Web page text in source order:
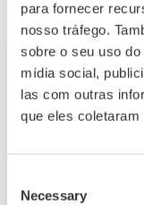
para fornecer
nosso tráfego.
sobre o seu uso
mídia social,
las com outras
que eles
Selection
Necessary